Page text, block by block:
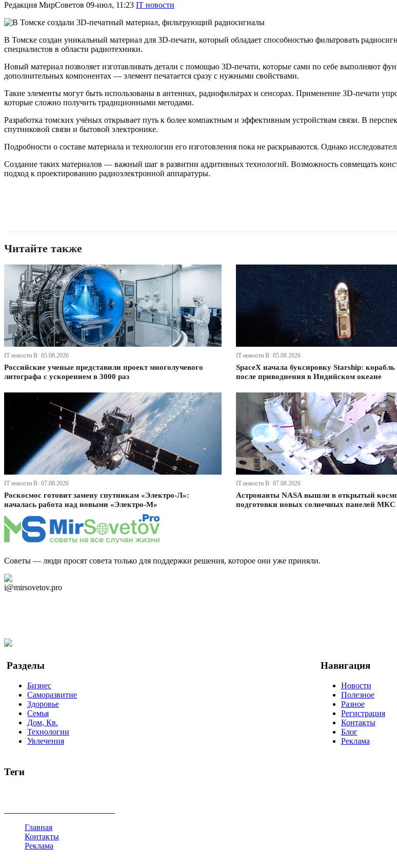
Редакция МирСоветов 09-июл, 11:23 IT новости
В Томске создан уникальный материал для 3D-печати, который обладает способностью фильтровать
специалистов в области радиотехники.
Новый материал позволяет изготавливать детали с помощью 3D-печати, которые сами по себе выполняют
дополнительных компонентах — элемент печатается сразу с нужными свойствами.
Такие элементы могут быть использованы в антеннах, радиофильтрах и сенсорах. Применение 3D-печати
которые сложно получить традиционными методами.
Разработка томских учёных открывает путь к более компактным и эффективным устройствам связи. В
спутниковой связи и бытовой электронике.
Подробности о составе материала и технологии его изготовления пока не раскрываются. Однако
Создание таких материалов — важный шаг в развитии аддитивных технологий. Возможность совмещать
подход к проектированию радиоэлектронной аппаратуры.
Читайте также
IT новости В· 05.08.2026
Российские ученые представили проект многолучевого
литографа с ускорением в 3000 раз
IT новости В· 05.08.2026
SpaceX начала буксировку Starship: корабль
после приводнения в Индийском океане
IT новости В· 07.08.2026
Роскосмос готовит замену спутникам «Электро-Л»:
началась работа над новыми «Электро-М»
IT новости В· 07.08.2026
Астронавты NASA вышли в открытый
подготовки новых солнечных панелей МКС
Советы — люди просят совета только для поддержки решения, которое они уже приняли.
i@mirsovetov.pro
Разделы
Бизнес
Саморазвитие
Здоровье
Семья
Дом, Кв.
Технологии
Увлечения
Навигация
Новости
Полезное
Разное
Регистрация
Контакты
Блог
Реклама
Теги
Главная
Контакты
Реклама